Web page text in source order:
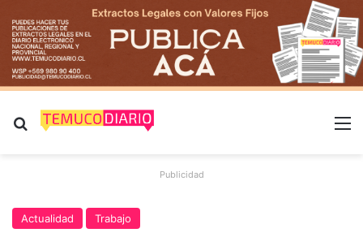
Buscar por
Publicidad
Actualidad Trabajo